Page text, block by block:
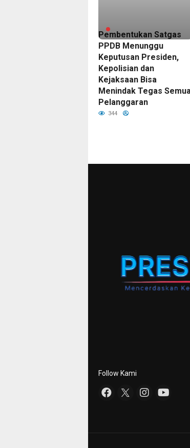
Pembentukan Satgas
PPDB Menunggu
Keputusan Presiden,
Kepolisian dan
Kejaksaan Bisa
Menindak Tegas
Pelanggaran
344
Follow Kami